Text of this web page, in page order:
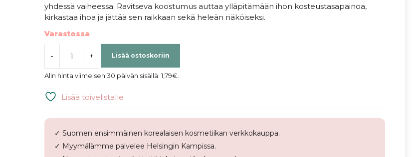
yhdessä vaiheessa. Ravitseva koostumus auttaa ylläpitämään ihon kosteustasapainoa,
kirkastaa ihoa ja jättää sen raikkaan sekä heleän näköiseksi.
Varastossa
-
|
Morning
Facial
määrä
+ Lisää ostoskoriin
Alin hinta viimeisen 30 päivän sisällä: 1,79€
Lisää toivelistalle
✓ Suomen ensimmäinen korealaisen kosmetiikan verkkokauppa.
✓ Myymälämme palvelee Helsingin Kampissa.